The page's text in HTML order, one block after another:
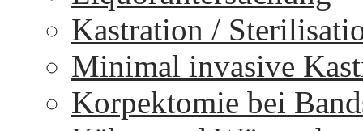
Kastration /
Minimal invasive
Korpektomie bei